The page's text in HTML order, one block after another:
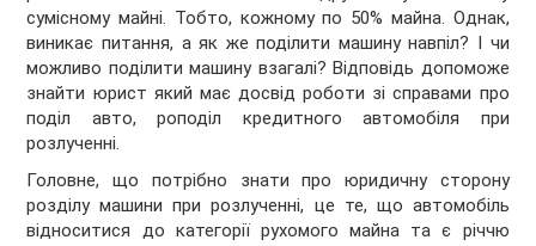
сумісному майні. Тобто, кожному по 50% майна. Однак,
виникає питання, а як же поділити машину навпіл? І чи
можливо поділити машину взагалі? Відповідь допоможе
знайти юрист який має досвід роботи зі справами про
поділ авто, роподіл кредитного автомобіля при
розлученні.
Головне, що потрібно знати про юридичну сторону
розділу машини при розлученні, це те, що автомобіль
відноситися до категорії рухомого майна та є річчю